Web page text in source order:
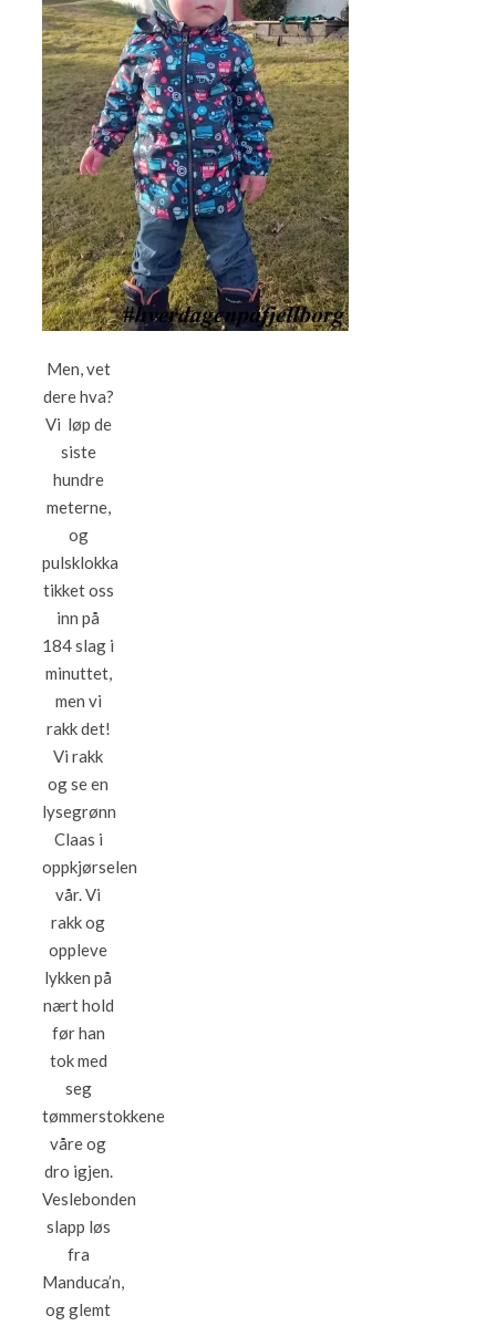
Men, vet
dere hva?
Vi løp de
siste
hundre
meterne,
og
pulsklokka
tikket oss
inn på
184 slag i
minuttet,
men vi
rakk det!
Vi rakk
og se en
lysegrønn
Claas i
oppkjørselen
vår. Vi
rakk og
oppleve
lykken på
nært hold
før han
tok med
seg
tømmerstokkene
våre og
dro igjen.
Veslebonden
slapp løs
fra
Manduca’n,
og glemt